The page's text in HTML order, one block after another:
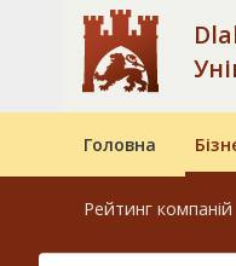
Головна
Рейтинг компаній